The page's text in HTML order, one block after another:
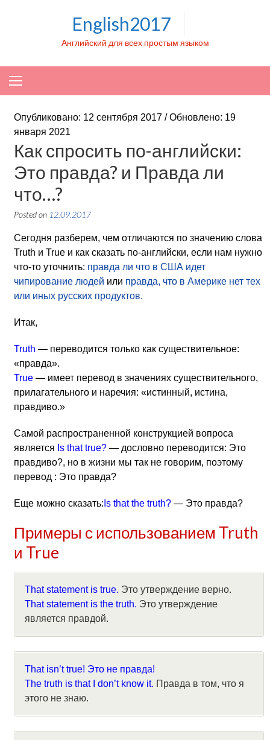
English2017
Английский для всех простым языком
Опубликовано: 12 сентября 2017 / Обновлено: 19
января 2021
Как спросить по-английски:
Это правда? и Правда ли
что…?
Posted on 12.09.2017
Сегодня разберем, чем отличаются по значению слова
Truth и True и как сказать по-английски, если нам нужно
что-то уточнить: правда ли что в США идет
чипирование людей или правда, что в Америке нет тех
или иных русских продуктов.
Итак,
Truth — переводится только как существительное:
«правда».
True— имеет перевод в значениях существительного,
прилагательного и наречия: «истинный, истина,
правдиво.»
Самой распространенной конструкцией вопроса
является Is that true?— дословно переводится: Это
правдиво?, но в жизни мы так не говорим, поэтому
перевод : Это правда?
Еще можно сказать: Is that the truth?— Это правда?
Примеры с использованием Truth
и True
That statement is true. Это утверждение верно.
That statement is the truth. Это утверждение
является правдой.
That isn’t true! Это не правда!
The truth is that I don’t know it. Правда в том, что я
этого не знаю.